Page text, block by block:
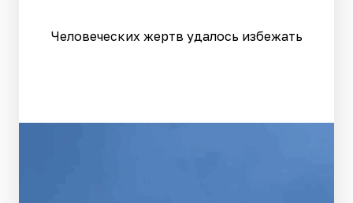
Человеческих жертв удалось избежать